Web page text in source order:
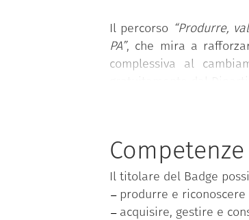
Il percorso “Produrre,
PA”, che mira a
complessiva al
gratuitamente dal
livelli di padronanza
“Produrre, valutare e
per la PA” .
Il dipendente
Competenze
Il titolare del Badge
produrre e
acquisire, gestire e